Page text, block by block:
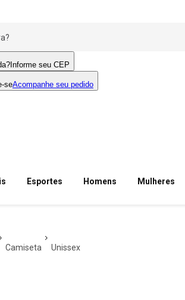
Informe seu CEP
seAcompanhe seu pedido
Esportes Homens Mulheres
camiseta unissex